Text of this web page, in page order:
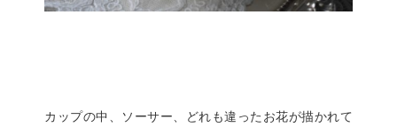
カップの中、ソーサー、どれも違ったお花が描かれて